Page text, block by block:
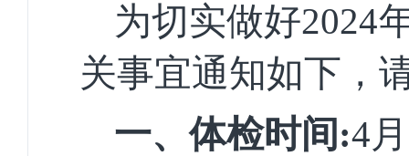
为切实做好2024
关事宜通知如下，
一、体检时间 :4